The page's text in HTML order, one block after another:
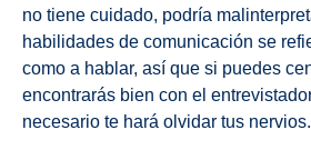
no tiene cuidado, podría
habilidades de comunicación se
como a hablar, así que si puedes
encontrarás bien con el
necesario te hará olvidar tus nervios.